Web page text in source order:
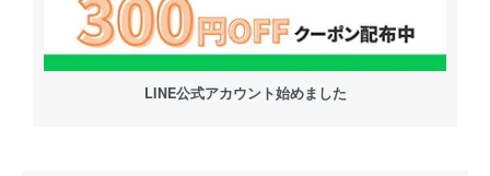
LINE公式アカウント始めました